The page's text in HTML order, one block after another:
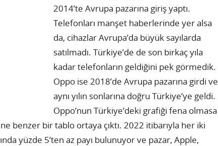
2014’te Avrupa pazarına giriş yaptı.
Telefonları manşet haberlerinde yer alsa
da, cihazlar Avrupa’da büyük sayılarda
satılmadı. Türkiye’de de son birkaç yıla
kadar telefonların geldiğini pek görmedik.
Oppo ise 2018’de Avrupa pazarına girdi ve
aynı yılın sonlarına doğru Türkiye’ye geldi.
Oppo’nun Türkiye’deki grafiği fena olmasa
benzer bir tablo ortaya çıktı. 2022 itibarıyla her iki
yüzde 5’ten az payı bulunuyor ve pazar, Apple,